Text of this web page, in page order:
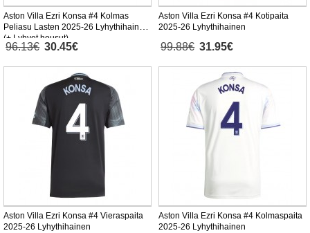
Aston Villa Ezri Konsa #4 Kolmas
Peliasu Lasten 2025-26 Lyhythihainen
(+ Lyhyet housut)
96.13€ 30.45€
Aston Villa Ezri Konsa #4 Kotipaita
2025-26 Lyhythihainen
99.88€ 31.95€
Aston Villa Ezri Konsa #4 Vieraspaita
2025-26 Lyhythihainen
Aston Villa Ezri Konsa #4 Kolmaspaita
2025-26 Lyhythihainen